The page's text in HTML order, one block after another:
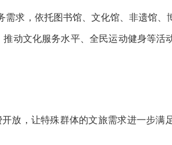
需求，依托图书馆、文化馆、非遗馆、
动文化服务水平、全民运动健身等活
放，让特殊群体的文旅需求进一步满